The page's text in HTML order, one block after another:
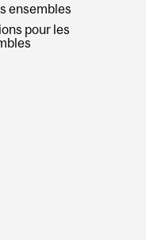
ensembles
pour les